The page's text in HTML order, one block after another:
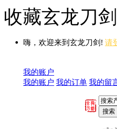
收藏玄龙刀剑
嗨，欢迎来到玄龙刀剑! 请
我的账户
我的账户 我的订单 我的留